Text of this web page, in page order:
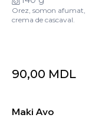
Orez, somon afumat,
crema de cascaval.
90,00 MDL
Maki Avo